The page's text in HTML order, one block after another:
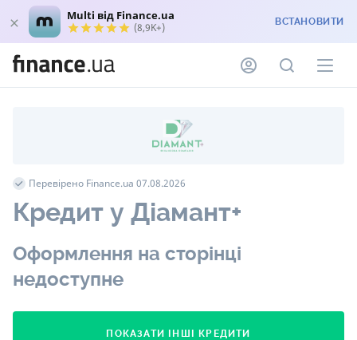
Multi від Finance.ua
(8,9K+) ВСТАНОВИТИ
Перевірено Finance.ua 07.08.2026
Кредит у Діамант+
Оформлення на сторінці
недоступне
ПОКАЗАТИ ІНШІ КРЕДИТИ